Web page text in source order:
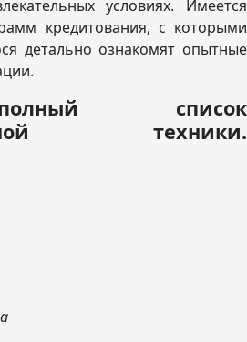
условиях. Имеется
кредитования, с которыми
детально ознакомят опытные
список
техники.